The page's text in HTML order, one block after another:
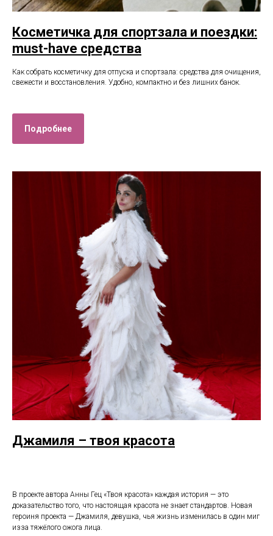
Косметичка для спортзала и поездки:
must-have средства
Как собрать косметичку для отпуска и спортзала: средства для очищения,
свежести и восстановления. Удобно, компактно и без лишних банок.
Подробнее
Джамиля – твоя красота
В проекте автора Анны Гец «Твоя красота» каждая история — это
доказательство того, что настоящая красота не знает стандартов. Новая
героиня проекта — Джамиля, девушка, чья жизнь изменилась в один миг
изза тяжёлого ожога лица.